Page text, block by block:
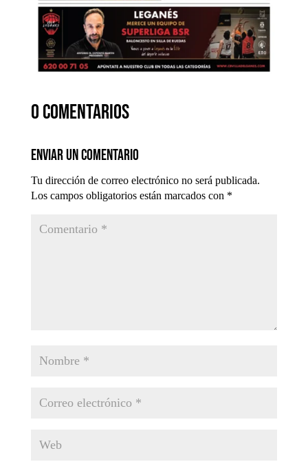
0 comentarios
Enviar un comentario
Tu dirección de correo electrónico no será publicada.
Los campos obligatorios están marcados con *